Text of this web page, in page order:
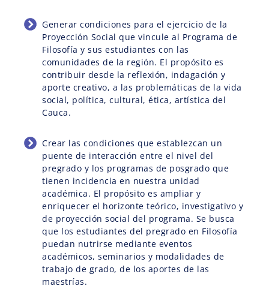
Generar condiciones para el ejercicio de la
Proyección Social que vincule al Programa de
Filosofía y sus estudiantes con las
comunidades de la región. El propósito es
contribuir desde la reflexión, indagación y
aporte creativo, a las problemáticas de la vida
social, política, cultural, ética, artística del
Cauca.
Crear las condiciones que establezcan un
puente de interacción entre el nivel del
pregrado y los programas de posgrado que
tienen incidencia en nuestra unidad
académica. El propósito es ampliar y
enriquecer el horizonte teórico, investigativo y
de proyección social del programa. Se busca
que los estudiantes del pregrado en Filosofía
puedan nutrirse mediante eventos
académicos, seminarios y modalidades de
trabajo de grado, de los aportes de las
maestrías.